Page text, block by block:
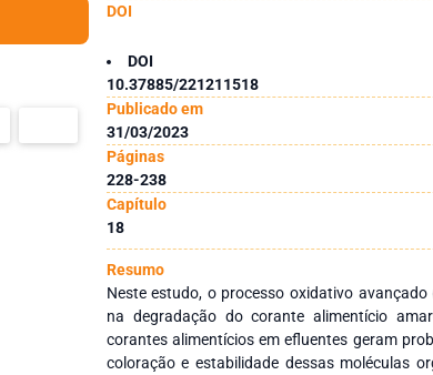
DOI
DOI
10.37885/221211518
Publicado em
31/03/2023
Páginas
228-238
Capítulo
18
Resumo
Neste estudo, o processo oxidativo
na degradação do corante alimentício
corantes alimentícios em efluentes geram
coloração e estabilidade dessas moléculas